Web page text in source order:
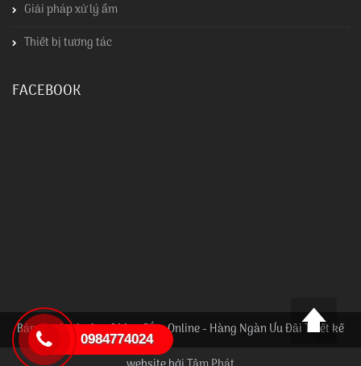
Giải pháp xử lý ẩm
Thiết bị tương tác
FACEBOOK
Bản quyền thuộc về Mua Sắm Online - Hàng Ngàn Ưu Đãi Thiết kế
0984774024